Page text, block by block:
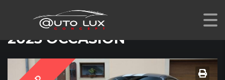
PORSCHE 911 (992) SPORT CLASSIC N°1240/1250
2023 OCCASION